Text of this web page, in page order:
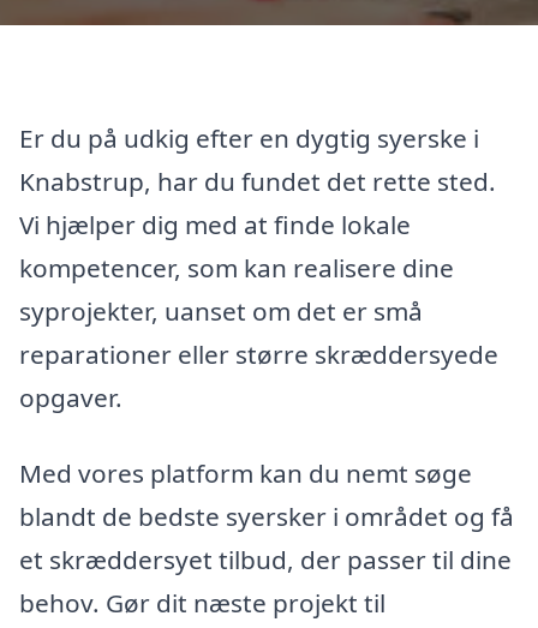
Er du på udkig efter en dygtig syerske i
Knabstrup, har du fundet det rette sted.
Vi hjælper dig med at finde lokale
kompetencer, som kan realisere dine
syprojekter, uanset om det er små
reparationer eller større skræddersyede
opgaver.
Med vores platform kan du nemt søge
blandt de bedste syersker i området og få
et skræddersyet tilbud, der passer til dine
behov. Gør dit næste projekt til